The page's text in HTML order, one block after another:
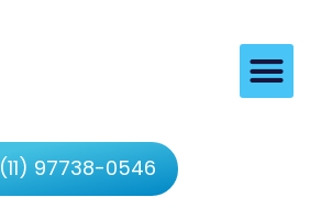
(11) 97738-0546